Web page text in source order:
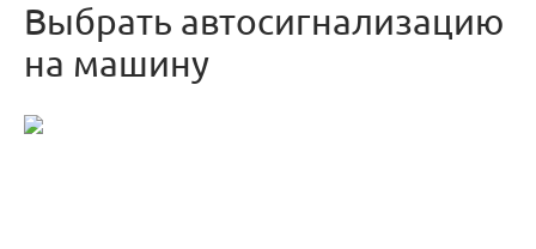
Выбрать автосигнализацию
на машину